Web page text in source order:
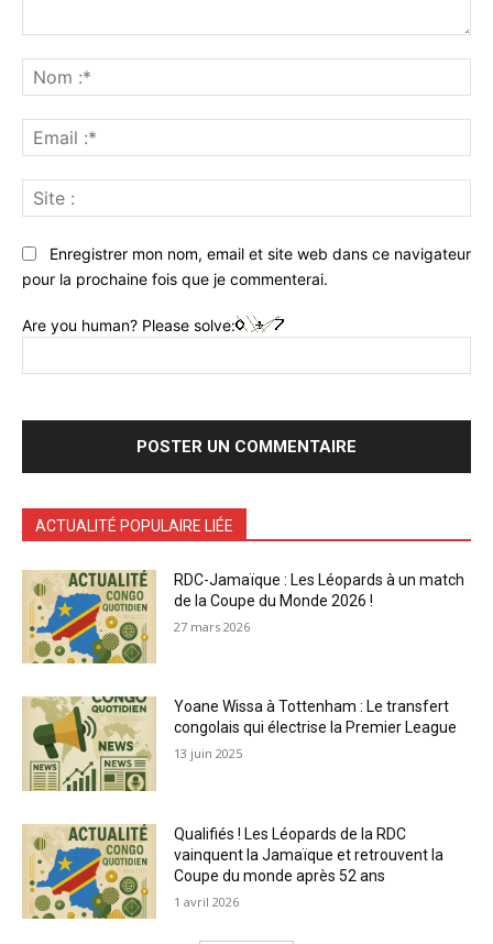
:*
:*
:
Enregistrer mon nom, email et site web dans ce navigateur
pour la prochaine fois que je commenterai.
Are you human? Please solve:
ACTUALITÉ POPULAIRE LIÉE
RDC-Jamaïque : Les Léopards à un match
de la Coupe du Monde 2026 !
27 mars 2026
Yoane Wissa à Tottenham : Le transfert
congolais qui électrise la Premier League
13 juin 2025
Qualifiés ! Les Léopards de la RDC
vainquent la Jamaïque et retrouvent la
Coupe du monde après 52 ans
1 avril 2026